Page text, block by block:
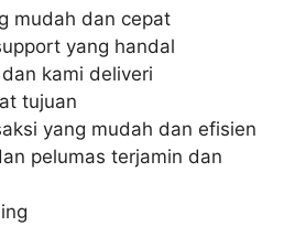
mudah dan cepat
yang handal
kami deliveri
tujuan
yang mudah dan efisien
pelumas terjamin dan